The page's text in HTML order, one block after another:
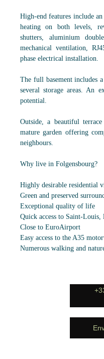
High-end features include
heating on both levels,
shutters, aluminium
mechanical ventilation,
phase electrical installation.
The full basement includes
several storage areas. An
potential.
Outside, a beautiful
mature garden offering
neighbours.
Why live in Folgensbourg?
Highly desirable residential
Green and preserved
Exceptional quality of life
Quick access to Saint-Louis,
Close to EuroAirport
Easy access to the A35
Numerous walking and